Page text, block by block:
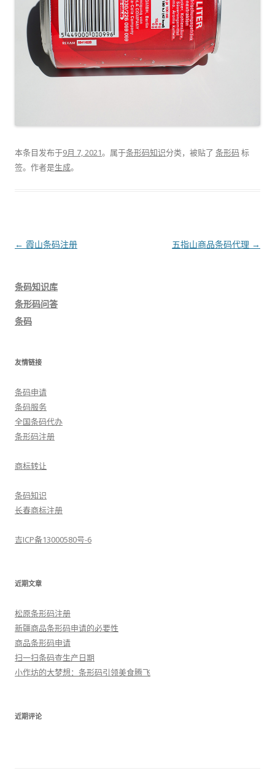
本条目发布于9月 7, 2021。属于条形码知识分类，被贴了 条形码 标
签。 作者是生成。
文
← 霞山条码注册 五指山商品条码代理 →
条码知识库
条形码问答
条码
友情链接
条码申请
条码服务
全国条码代办
条形码注册
商标转让
条码知识
长春商标注册
吉ICP备13000580号-6
近期文章
松原条形码注册
新疆商品条形码申请的必要性
商品条形码申请
扫一扫条码查生产日期
小作坊的大梦想：条形码引领美食腾飞
近期评论